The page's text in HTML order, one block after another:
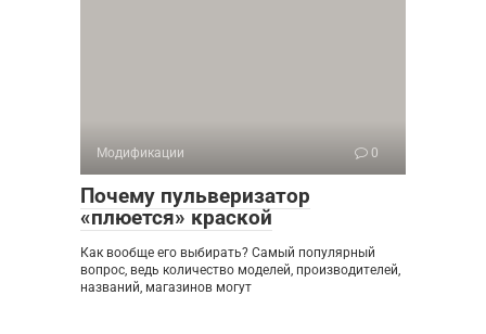
Модификации 0
Почему пульверизатор
«плюется» краской
Как вообще его выбирать? Самый популярный
вопрос, ведь количество моделей, производителей,
названий, магазинов могут